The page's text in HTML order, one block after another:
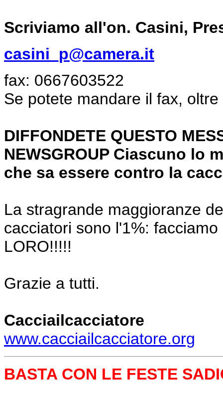
Scriviamo all'on. Casini,
casini_p@camera.it
fax: 0667603522
Se potete mandare il fax,
DIFFONDETE QUESTO
NEWSGROUP Ciascuno lo
che sa essere contro la
La stragrande maggioranze
cacciatori sono l'1%:
LORO!!!!!
Grazie a tutti.
Cacciailcacciatore
www.cacciailcacciatore.org
BASTA CON LE FESTE